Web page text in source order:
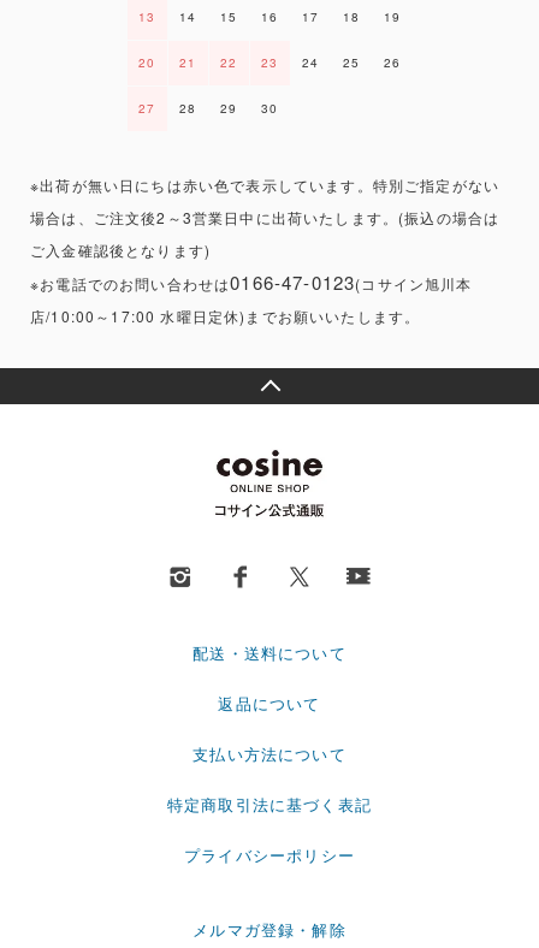
13 14 15 16 17 18 19
20 21 22 23 24 25 26
27 28 29 30
※出荷が無い日にちは赤い色で表示しています。特別ご指定がない
場合は、ご注文後2～3営業日中に出荷いたします。(振込の場合は
ご入金確認後となります)
※お電話でのお問い合わせは0166-47-0123(コサイン旭川本
店/10:00～17:00 水曜日定休)までお願いいたします。
配送・送料について
返品について
支払い方法について
特定商取引法に基づく表記
プライバシーポリシー
メルマガ登録・解除